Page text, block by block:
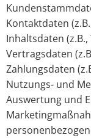
Kontaktdaten
Inhaltsdaten
Vertragsdaten
Zahlungsdaten
Nutzungs- und
Auswertung und